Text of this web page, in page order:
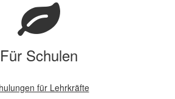
Für Schulen
für Lehrkräfte